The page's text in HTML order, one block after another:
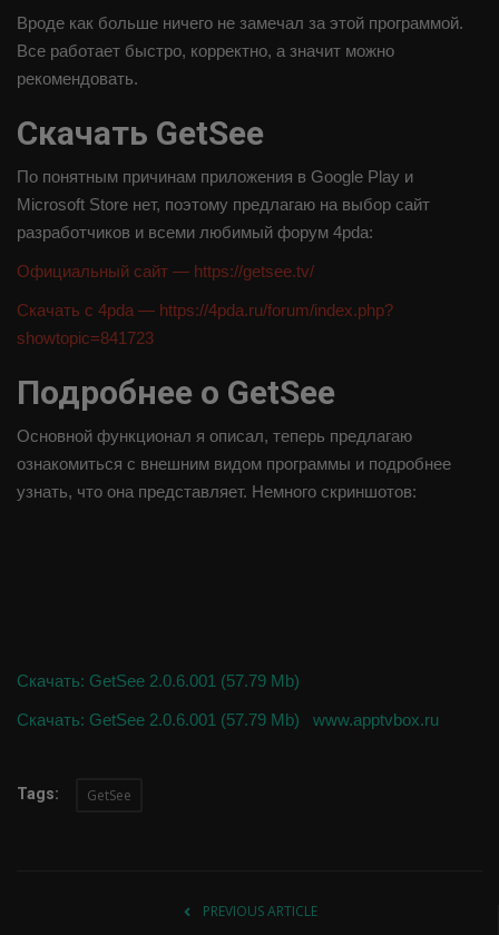
Вроде как больше ничего не замечал за этой программой.
Все работает быстро, корректно, а значит можно
рекомендовать.
Скачать GetSee
По понятным причинам приложения в Google Play и
Microsoft Store нет, поэтому предлагаю на выбор сайт
разработчиков и всеми любимый форум 4pda:
Официальный сайт — https://getsee.tv/
Скачать с 4pda — https://4pda.ru/forum/index.php?
showtopic=841723
Подробнее о GetSee
Основной функционал я описал, теперь предлагаю
ознакомиться с внешним видом программы и подробнее
узнать, что она представляет. Немного скриншотов:
Скачать: GetSee 2.0.6.001 (57.79 Mb)
Скачать: GetSee 2.0.6.001 (57.79 Mb) www.apptvbox.ru
Tags: GetSee
PREVIOUS ARTICLE